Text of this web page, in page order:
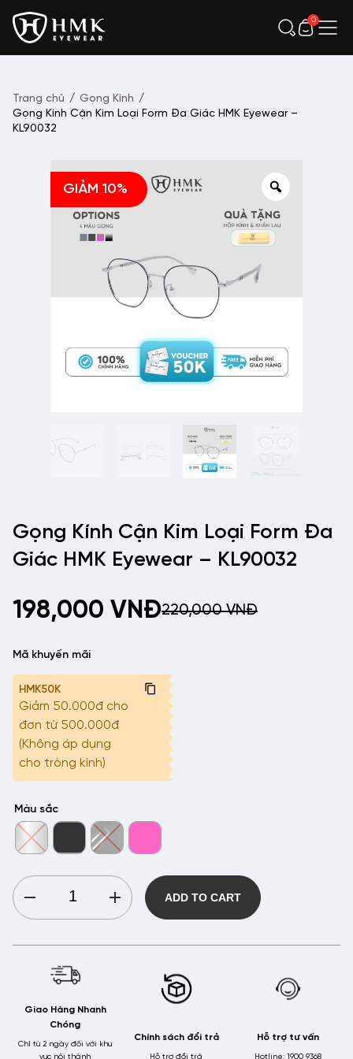
0
Trang chủ / Gọng Kính /
Gọng Kính Cận Kim Loại Form Đa Giác HMK Eyewear –
KL90032
GIẢM 10%
Gọng Kính Cận Kim Loại Form Đa
Giác HMK Eyewear – KL90032
198,000 VNĐ220,000VNĐ
Mã khuyến mãi
HMK50K
Giảm 50.000đ cho
đơn từ 500.000đ
(Không áp dụng
cho tròng kính)
Màu sắc
Kim
Form
Giác
HMK
Eyewear
ADD TO CART
Giao Hàng Nhanh
Chóng
Chỉ từ 2 ngày đối với khu
vực nội thành
Chính sách đổi trả
Hỗ trợ đổi trả
Hỗ trợ tư vấn
Hotline: 1900 9368